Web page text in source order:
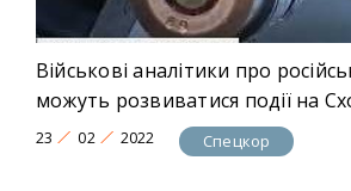
Військові аналітики про
можуть розвиватися події на
23 02 2022 Спецкор